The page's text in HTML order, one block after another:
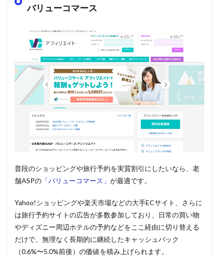
バリューコマース
普段のショッピングや旅行予約を実質割引にしたいなら、老
舗ASPの 「バリューコマース」 が最適です。
Yahoo!ショッピングや楽天市場などの大手ECサイト、さらに
は旅行予約サイトの広告が多数参加しており、日常の買い物
やディズニー周辺ホテルの予約などをここ経由に切り替える
だけで、無理なく長期的に継続したキャッシュバック
（0.6%〜5.0%前後）の価値を積み上げられます。